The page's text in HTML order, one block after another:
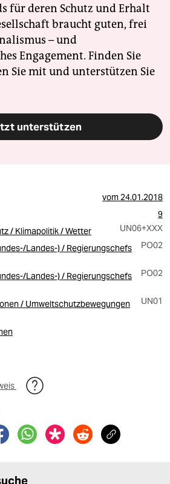
für deren Schutz und Erhalt
braucht guten, frei
– und
Engagement. Finden Sie
Sie mit und unterstützen Sie
unterstützen
vom24.01.2018
9
/ Klimapolitik / Wetter
UN06+XXX
Landes-) / Regierungschefs
PO02
Landes-) / Regierungschefs
PO02
/ Umweltschutzbewegungen
UN01